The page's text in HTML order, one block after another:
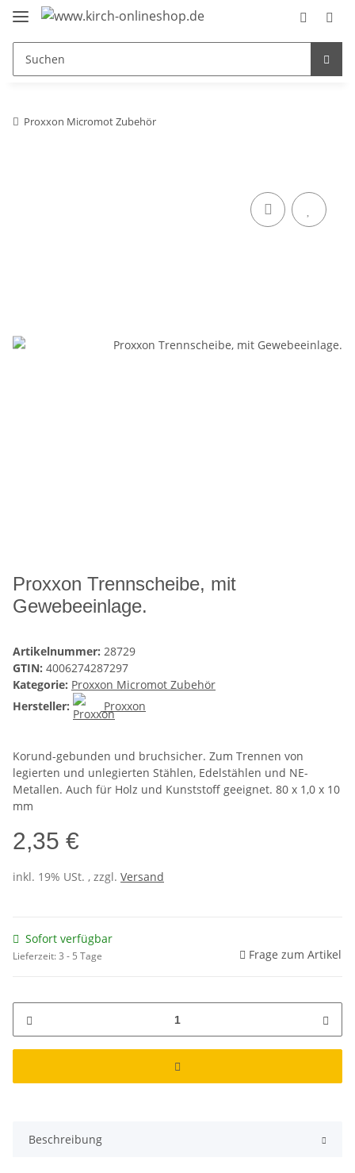
Proxxon Micromot Zubehör
Proxxon Trennscheibe, mit
Gewebeeinlage.
Artikelnummer: 28729
GTIN: 4006274287297
Kategorie: Proxxon Micromot Zubehör
Hersteller:
Proxxon
Korund-gebunden und bruchsicher. Zum Trennen von
legierten und unlegierten Stählen, Edelstählen und NE-
Metallen. Auch für Holz und Kunststoff geeignet. 80 x 1,0 x 10
mm
2,35 €
inkl. 19% USt. , zzgl. Versand
Sofort verfügbar
Lieferzeit:3 - 5 Tage Frage zum Artikel
Beschreibung